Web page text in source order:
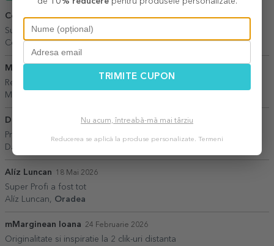
Constantinescu Flori 14 Iulie 2026
Sunteti foarte buni.
Constantinescu Flori,București
Mihaela Manoila
Recomand. Am comandat și în trecut. Super cadou.
Mihaela Manoila,
Dan
Promtitudine
Dan,
Alíz Luncan 18 Mai 2026
Super Profi a fost tot
Alíz Luncan, Oradea
mMarginean Ioana 24 Februarie 2026
Originalitate si inspiratie la 2 clik-uri distanta
TRIMITE CUPON
Nu acum, întreabă-mă mai târziu
Reducerea se aplică la produse personalizate. Termeni